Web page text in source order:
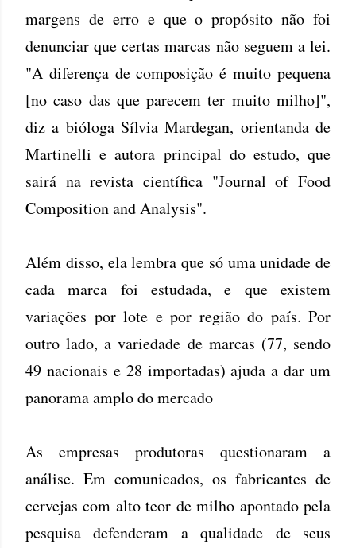
margens de erro e que o propósito não foi
denunciar que certas marcas não seguem a lei.
"A diferença de composição é muito pequena
[no caso das que parecem ter muito milho]",
diz a bióloga Sílvia Mardegan, orientanda de
Martinelli e autora principal do estudo, que
sairá na revista científica "Journal of Food
Composition and Analysis".
Além disso, ela lembra que só uma unidade de
cada marca foi estudada, e que existem
variações por lote e por região do país. Por
outro lado, a variedade de marcas (77, sendo
49 nacionais e 28 importadas) ajuda a dar um
panorama amplo do mercado
As empresas produtoras questionaram a
análise. Em comunicados, os fabricantes de
cervejas com alto teor de milho apontado pela
pesquisa defenderam a qualidade de seus